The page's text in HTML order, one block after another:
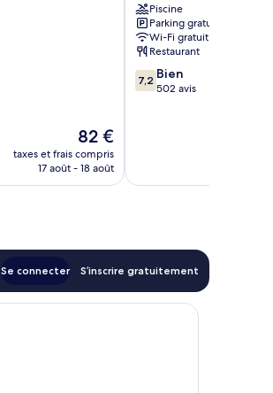
Le
nouveau
prix
82 €
taxes et frais compris
17 août - 18 août
Centre
commercial
et
politique
Piscine
Parking gratuit
Wi-Fi gratuit
Restaurant
7.2
sur
7,2 Bien
502 avis
Se connecter S’inscrire gratuitement